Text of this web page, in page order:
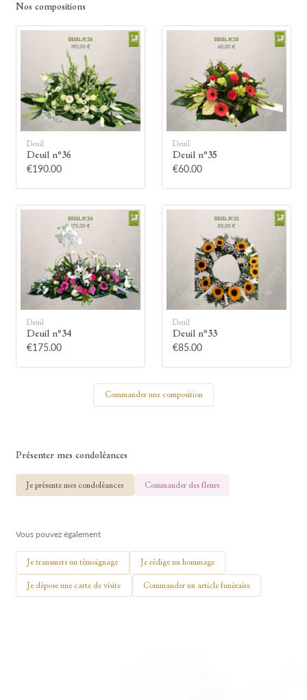
Allumez une bougie
Montrez votre soutien à la famille en
allumant symboliquement une bougie.
Votre prénom
Nos compositions
Deuil
Deuil n°36
€190.00
Deuil
Deuil n°35
€60.00
Deuil
Deuil n°34
€175.00
Deuil
Deuil n°33
€85.00
Commander une composition
Présenter mes condoléances
Je présente mes condoléances Commander des fleurs
Vous pouvez également
Je transmets un témoignage Je rédige un hommage
Je dépose une carte de visite Commander un article funéraire